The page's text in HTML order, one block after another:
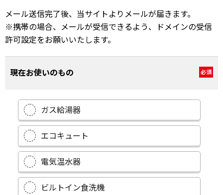
メール送信完了後、当サイトよりメールが届きます。
※携帯の場合、メールが受信できるよう、ドメインの受信
許可設定をお願いいたします。
現在お使いのもの 必須
ガス給湯器
エコキュート
電気温水器
ビルトイン食洗機